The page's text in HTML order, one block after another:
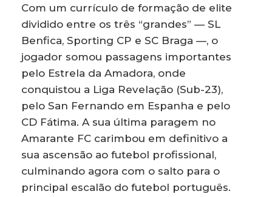
Com um currículo de formação de elite
dividido entre os três “grandes” — SL
Benfica, Sporting CP e SC Braga —, o
jogador somou passagens importantes
pelo Estrela da Amadora, onde
conquistou a Liga Revelação (Sub-23),
pelo San Fernando em Espanha e pelo
CD Fátima. A sua última paragem no
Amarante FC carimbou em definitivo a
sua ascensão ao futebol profissional,
culminando agora com o salto para o
principal escalão do futebol português.